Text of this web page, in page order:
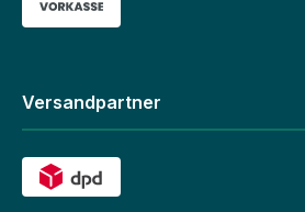
Versandpartner